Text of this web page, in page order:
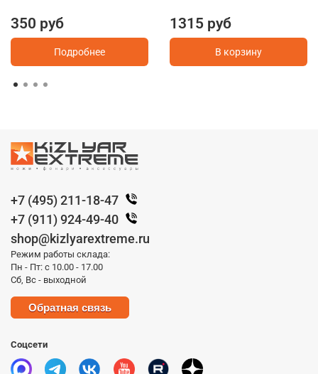
350 руб
Подробнее
1315 руб
В корзину
+7 (495) 211-18-47
+7 (911) 924-49-40
shop@kizlyarextreme.ru
Режим работы склада:
Пн - Пт: с 10.00 - 17.00
Сб, Вс - выходной
Обратная связь
Соцсети